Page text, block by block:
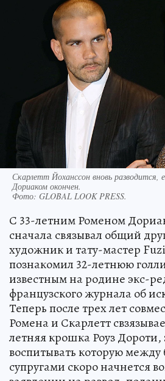
Скарлетт Йоханссон вновь разводится,
Дориаком окончен.
Фото: GLOBAL LOOK PRESS.
С 33-летним Роменом
сначала связывал общий
художник и тату-мастер
познакомил 32-летнюю
известным на родине экс-
французского журнала об
Теперь после трех лет
Ромена и Скарлетт
летняя крошка Роуз Дороти,
воспитывать которую
супругами скоро начнется